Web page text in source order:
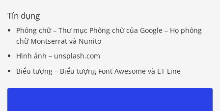
Tín dụng
Phông chữ – Thư mục Phông chữ của Google – Họ phông
chữ Montserrat và Nunito
Hình ảnh – unsplash.com
Biểu tượng – Biểu tượng Font Awesome và ET Line